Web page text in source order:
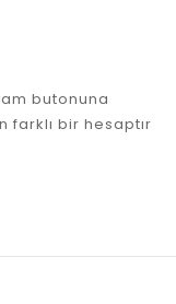
butonuna
farklı bir hesaptır